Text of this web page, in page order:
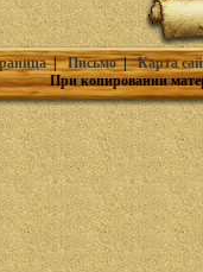
|Письмо|Карта
При копировании